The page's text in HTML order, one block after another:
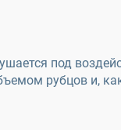
под
рубцов и,